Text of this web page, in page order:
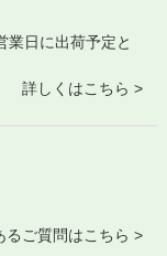
業日に出荷予定と
詳しくはこちら >
るご質問はこちら >